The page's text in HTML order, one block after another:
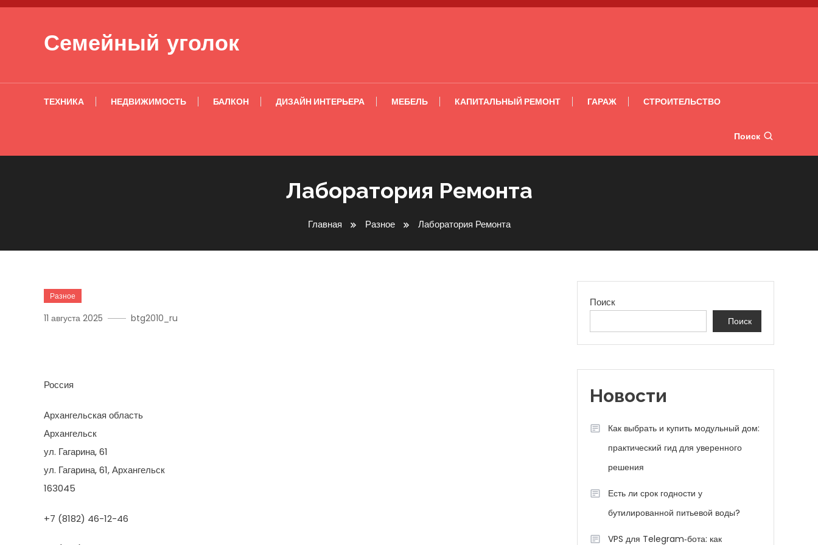
Перейти к содержимому
Семейный уголок
ТЕХНИКА НЕДВИЖИМОСТЬ БАЛКОН ДИЗАЙН ИНТЕРЬЕРА МЕБЕЛЬ КАПИТАЛЬНЫЙ РЕМОНТ ГАРАЖ СТРОИТЕЛЬСТВО
Поиск
Лаборатория Ремонта
Главная Разное Лаборатория Ремонта
Разное
11 августа 2025 btg2010_ru
Россия
Архангельская область
Архангельск
ул. Гагарина, 61
ул. Гагарина, 61, Архангельск
163045
+7 (8182) 46-12-46
Поиск
Поиск
Новости
Как выбрать и купить модульный дом:
практический гид для уверенного
решения
Есть ли срок годности у
бутилированной питьевой воды?
VPS для Telegram‑бота: как